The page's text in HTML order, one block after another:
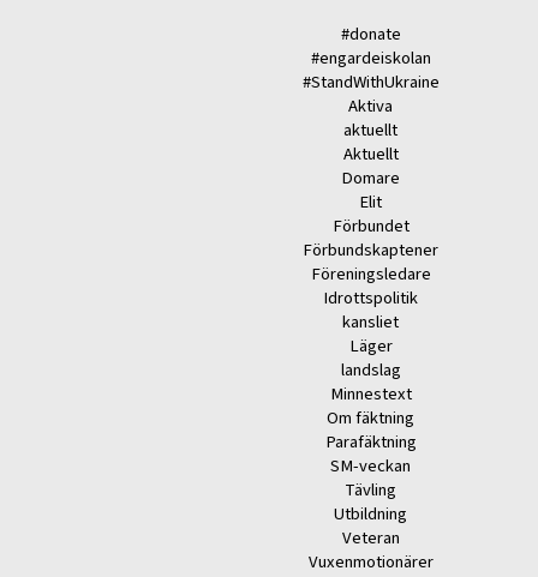
#donate
#engardeiskolan
#StandWithUkraine
Aktiva
aktuellt
Aktuellt
Domare
Elit
Förbundet
Förbundskaptener
Föreningsledare
Idrottspolitik
kansliet
Läger
landslag
Minnestext
Om fäktning
Parafäktning
SM-veckan
Tävling
Utbildning
Veteran
Vuxenmotionärer